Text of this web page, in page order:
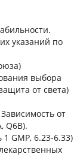
указаний по
выбора
от света)
от
Q6B).
GMP, 6.23-6.33)